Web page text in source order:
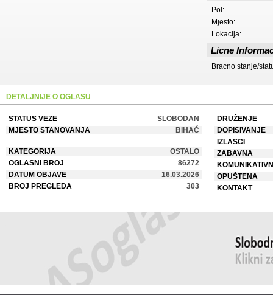
Pol:
Mjesto:
Lokacija:
Licne
Bracno stanje/
DETALJNIJE O OGLASU
STATUS VEZE
SLOBODAN
MJESTO STANOVANJA
BIHAĆ
KATEGORIJA
OSTALO
OGLASNI BROJ
86272
DATUM OBJAVE
16.03.2026
BROJ PREGLEDA
303
DRUŽENJE
DOPISIVANJE
IZLASCI
ZABAVNA
OPUŠTENA
KONTAKT